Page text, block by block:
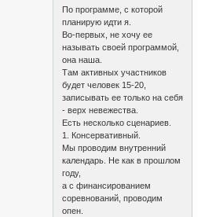
По программе, с которой
планирую идти я.
Во-первых, не хочу ее
называть своей программой,
она наша.
Там активных участников
будет человек 15-20,
записывать ее только на себя
- верх невежества.
Есть несколько сценариев.
1. Консервативный.
Мы проводим внутренний
календарь. Не как в прошлом
году,
а с финансированием
соревнований, проводим
опен.